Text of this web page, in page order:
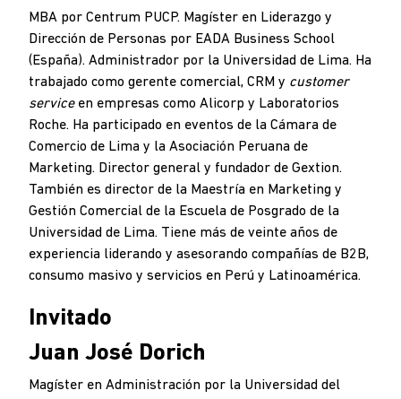
MBA por Centrum PUCP. Magíster en Liderazgo y
Dirección de Personas por EADA Business School
(España). Administrador por la Universidad de Lima. Ha
trabajado como gerente comercial, CRM y customer
serviceen empresas como Alicorp y Laboratorios
Roche. Ha participado en eventos de la Cámara de
Comercio de Lima y la Asociación Peruana de
Marketing. Director general y fundador de Gextion.
También es director de la Maestría en Marketing y
Gestión Comercial de la Escuela de Posgrado de la
Universidad de Lima. Tiene más de veinte años de
experiencia liderando y asesorando compañías de B2B,
consumo masivo y servicios en Perú y Latinoamérica.
Invitado
Juan José Dorich
Magíster en Administración por la Universidad del